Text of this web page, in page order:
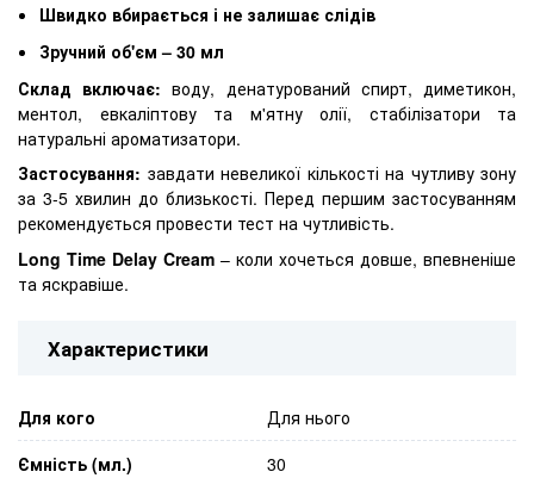
Швидко вбирається і не залишає слідів
Зручний об'єм – 30 мл
Склад включає: воду, денатурований спирт, диметикон,
ментол, евкаліптову та м'ятну олії, стабілізатори та
натуральні ароматизатори.
Застосування: завдати невеликої кількості на чутливу зону
за 3-5 хвилин до близькості. Перед першим застосуванням
рекомендується провести тест на чутливість.
Long Time Delay Cream – коли хочеться довше, впевненіше
та яскравіше.
Характеристики
Для кого
Для нього
Ємність (мл.)
30